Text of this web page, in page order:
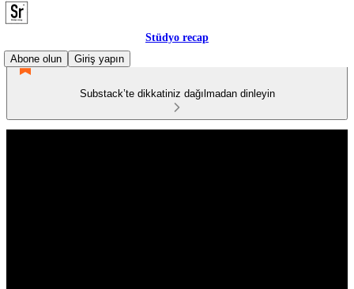
Stüdyo recap
Abone olun
Giriş yapın
Substack’te dikkatiniz dağılmadan dinleyin